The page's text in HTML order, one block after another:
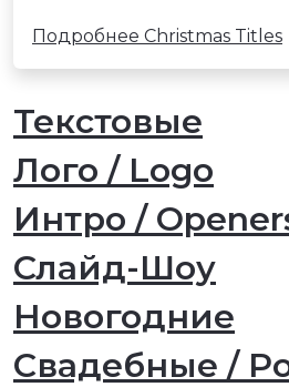
Подробнее Christmas Titles
Текстовые
Лого / Logo
Интро /
Слайд-Шоу
Новогодние
Свадебные /